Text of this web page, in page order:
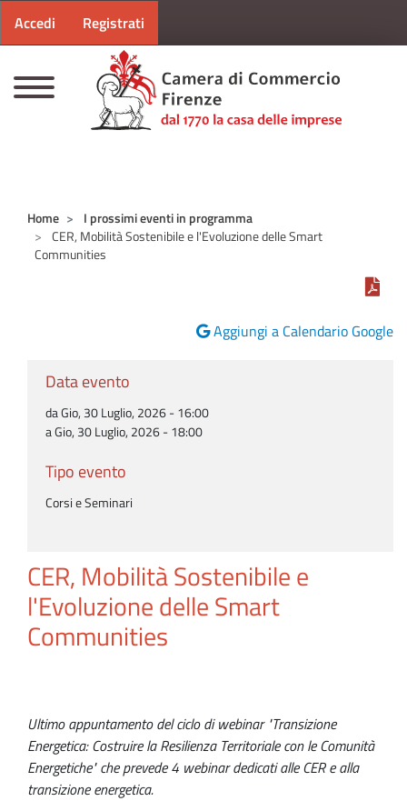
Menu profilo utente
Accedi Registrati
Home
I prossimi eventi in programma
CER, Mobilità Sostenibile e l'Evoluzione delle Smart
Communities
Aggiungi a Calendario Google
Data evento
da Gio, 30 Luglio, 2026 - 16:00
a Gio, 30 Luglio, 2026 - 18:00
Tipo evento
Corsi e Seminari
CER, Mobilità Sostenibile e
l'Evoluzione delle Smart
Communities
Ultimo appuntamento del ciclo di webinar "Transizione
Energetica: Costruire la Resilienza Territoriale con le Comunità
Energetiche" che prevede 4 webinar dedicati alle CER e alla
transizione energetica.